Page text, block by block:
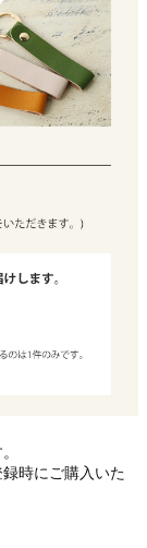
時にご購入いた